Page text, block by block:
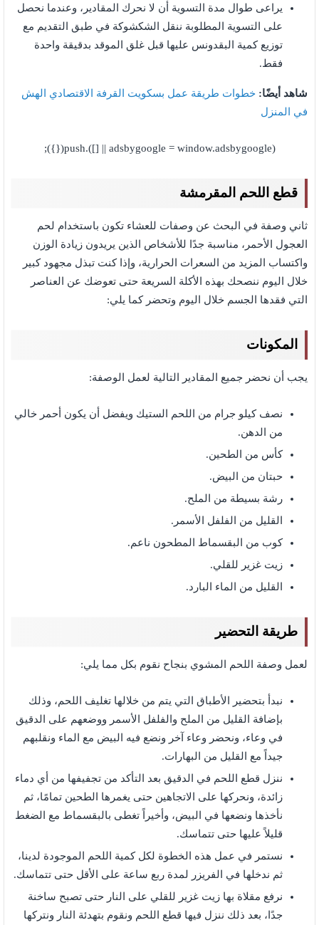
يراعى طوال مدة التسوية أن لا نحرك المقادير، وعندما نحصل
على التسوية المطلوبة ننقل الشكشوكة في طبق التقديم مع
توزيع كمية البقدونس عليها قبل غلق الموقد بدقيقة واحدة
فقط.
شاهد أيضًا: خطوات طريقة عمل بسكويت القرفة الاقتصادي الهش
في المنزل
(adsbygoogle = window.adsbygoogle || []).push({});
قطع اللحم المقرمشة
ثاني وصفة في البحث عن وصفات للعشاء تكون باستخدام لحم
العجول الأحمر، مناسبة جدًا للأشخاص الذين يريدون زيادة الوزن
واكتساب المزيد من السعرات الحرارية، وإذا كنت تبذل مجهود كبير
خلال اليوم ننصحك بهذه الأكلة السريعة حتى تعوضك عن العناصر
التي فقدها الجسم خلال اليوم وتحضر كما يلي:
المكونات
يجب أن نحضر جميع المقادير التالية لعمل الوصفة:
نصف كيلو جرام من اللحم الستيك ويفضل أن يكون أحمر خالي
من الدهن.
كأس من الطحين.
حبتان من البيض.
رشة بسيطة من الملح.
القليل من الفلفل الأسمر.
كوب من البقسماط المطحون ناعم.
زيت غزير للقلي.
القليل من الماء البارد.
طريقة التحضير
لعمل وصفة اللحم المشوي بنجاح نقوم بكل مما يلي:
نبدأ بتحضير الأطباق التي يتم من خلالها تغليف اللحم، وذلك
بإضافة القليل من الملح والفلفل الأسمر ووضعهم على الدقيق
في وعاء، ونحضر وعاء آخر ونضع فيه البيض مع الماء ونقلبهم
جيداً مع القليل من البهارات.
ننزل قطع اللحم في الدقيق بعد التأكد من تجفيفها من أي دماء
زائدة، ونحركها على الاتجاهين حتى يغمرها الطحين تمامًا، ثم
نأخذها ونضعها في البيض، وأخيراً تغطى بالبقسماط مع الضغط
قليلاً عليها حتى تتماسك.
نستمر في عمل هذه الخطوة لكل كمية اللحم الموجودة لدينا،
ثم ندخلها في الفريزر لمدة ربع ساعة على الأقل حتى تتماسك.
نرفع مقلاة بها زيت غزير للقلي على النار حتى تصبح ساخنة
جدًا، بعد ذلك ننزل فيها قطع اللحم ونقوم بتهدئة النار ونتركها